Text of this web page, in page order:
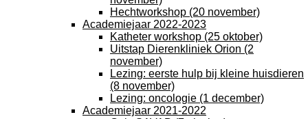
Hechtworkshop (20 november)
Academiejaar 2022-2023
Katheter workshop (25 oktober)
Uitstap Dierenkliniek Orion (2
november)
Lezing: eerste hulp bij kleine huisdieren
(8 november)
Lezing: oncologie (1 december)
Academiejaar 2021-2022